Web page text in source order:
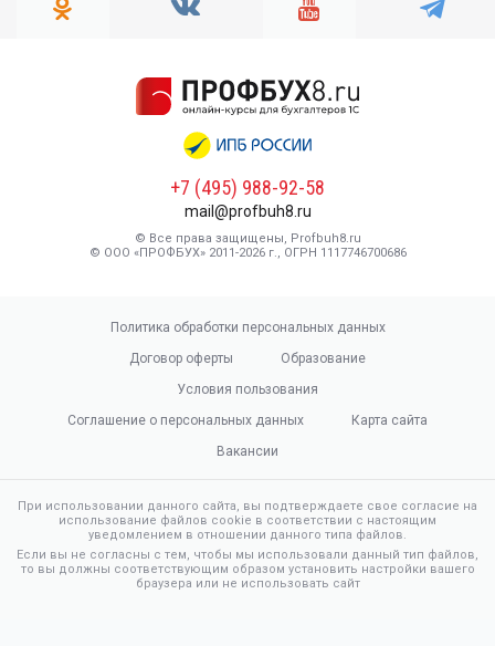
+7 (495) 988-92-58
mail@profbuh8.ru
© Все права защищены, Profbuh8.ru
© ООО «ПРОФБУХ» 2011-2026 г., ОГРН 1117746700686
Политика обработки персональных данных
Договор оферты
Образование
Условия пользования
Соглашение о персональных данных
Карта сайта
Вакансии
При использовании данного сайта, вы подтверждаете свое согласие на
использование файлов cookie в соответствии с настоящим
уведомлением в отношении данного типа файлов.
Если вы не согласны с тем, чтобы мы использовали данный тип файлов,
то вы должны соответствующим образом установить настройки вашего
браузера или не использовать сайт